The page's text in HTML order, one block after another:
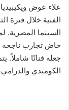
علاء عوض
الفنية خلال فترة
السينما المصرية.
خاض تجارب ناجحة
جعله فنانًا شاملاً.
الكوميدي